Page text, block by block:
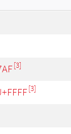
[3]
[3]